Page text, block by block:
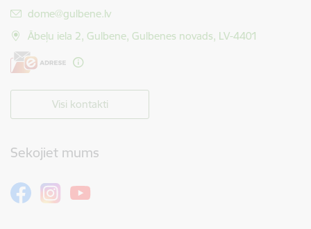
E-pasts:
dome@gulbene.lv
Ābeļu iela 2, Gulbene, Gulbenes novads, LV-4401
Visi kontakti
Sekojiet mums